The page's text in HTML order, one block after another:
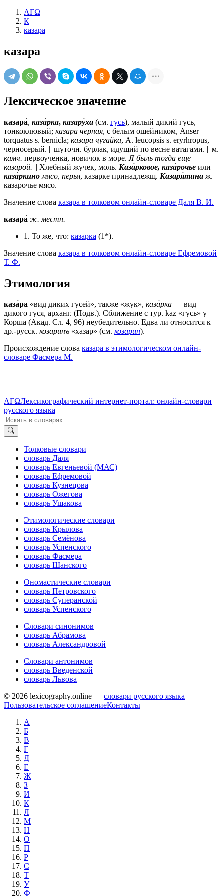
ΛΓΩ
К
казара
казара
Лексическое значение
казара́, каза́рка, казару́ха (см. гусь), малый дикий гусь,
тонкоклювый; казара черная, с белым ошейником, Anser
torquatus s. bernicla; казара чугайка, А. leucopsis s. eryrhropus,
черносерый. || шуточн. бурлак, идущий по весне ватагами. || м.
камч. первоученка, новичок в море. Я быль тогда еще
казарой. || Хлебный жучек, моль. Каза́рковое, каза́рочье или
каза́ркино мясо, перья, казарке принадлежщ. Казаря́тина ж.
казарочье мясо.
Значение слова казара в толковом онлайн-словаре Даля В. И.
казара́ ж. местн.
1. То же, что: казарка (1*).
Значение слова казара в толковом онлайн-словаре Ефремовой
Т. Ф.
Этимология
каза́ра «вид диких гусей», также «жук», каза́рка — вид
дикого гуся, арханг. (Подв.). Сближение с тур. kаz «гусь» у
Корша (Акад. Сл. 4, 96) неубедительно. Едва ли относится к
др.-русск. козаринъ «хазар» (см. козарин).
Происхождение слова казара в этимологическом онлайн-
словаре Фасмера М.
ΛΓΩЛексикографический интернет-портал: онлайн-словари
русского языка
Толковые словари
словарь Даля
словарь Евгеньевой (МАС)
словарь Ефремовой
словарь Кузнецова
словарь Ожегова
словарь Ушакова
Этимологические словари
словарь Крылова
словарь Семёнова
словарь Успенского
словарь Фасмера
словарь Шанского
Ономастические словари
словарь Петровского
словарь Суперанской
словарь Успенского
Словари синонимов
словарь Абрамова
словарь Александровой
Словари антонимов
словарь Введенской
словарь Львова
© 2026 lexicography.online — словари русского языка
Пользовательское соглашениеКонтакты
А
Б
В
Г
Д
Е
Ж
З
И
К
Л
М
Н
О
П
Р
С
Т
У
Ф